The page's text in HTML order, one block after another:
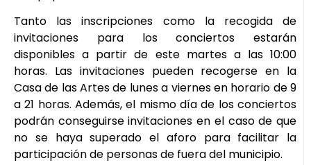
Tanto las inscripciones como la recogida de
invitaciones para los conciertos estarán
disponibles a partir de este martes a las 10:00
horas. Las invitaciones pueden recogerse en la
Casa de las Artes de lunes a viernes en horario de 9
a 21 horas. Además, el mismo día de los conciertos
podrán conseguirse invitaciones en el caso de que
no se haya superado el aforo para facilitar la
participación de personas de fuera del municipio.